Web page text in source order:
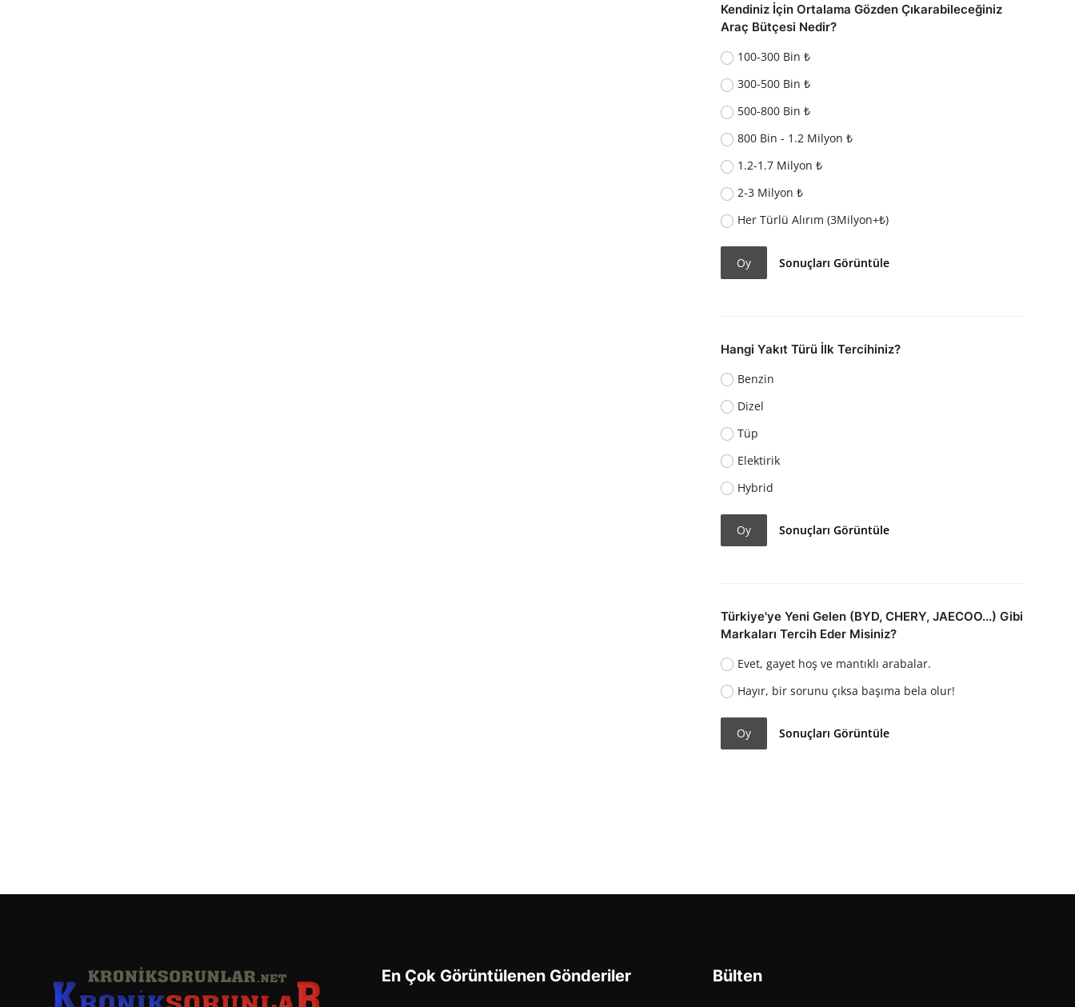
Kendiniz İçin Ortalama Gözden Çıkarabileceğiniz
Araç Bütçesi Nedir?
100-300 Bin ₺
300-500 Bin ₺
500-800 Bin ₺
800 Bin - 1.2 Milyon ₺
1.2-1.7 Milyon ₺
2-3 Milyon ₺
Her Türlü Alırım (3Milyon+₺)
Oy Sonuçları Görüntüle
Hangi Yakıt Türü İlk Tercihiniz?
Benzin
Dizel
Tüp
Elektirik
Hybrid
Oy Sonuçları Görüntüle
Türkiye'ye Yeni Gelen (BYD, CHERY, JAECOO...) Gibi
Markaları Tercih Eder Misiniz?
Evet, gayet hoş ve mantıklı arabalar.
Hayır, bir sorunu çıksa başıma bela olur!
Oy Sonuçları Görüntüle
En Çok Görüntülenen Gönderiler Bülten